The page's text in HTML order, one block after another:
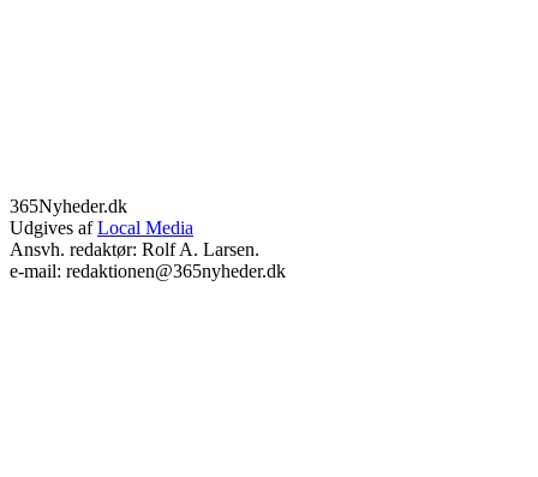
365Nyheder.dk
Udgives afLocal Media
Ansvh. redaktør: Rolf A. Larsen.
e-mail: redaktionen@365nyheder.dk